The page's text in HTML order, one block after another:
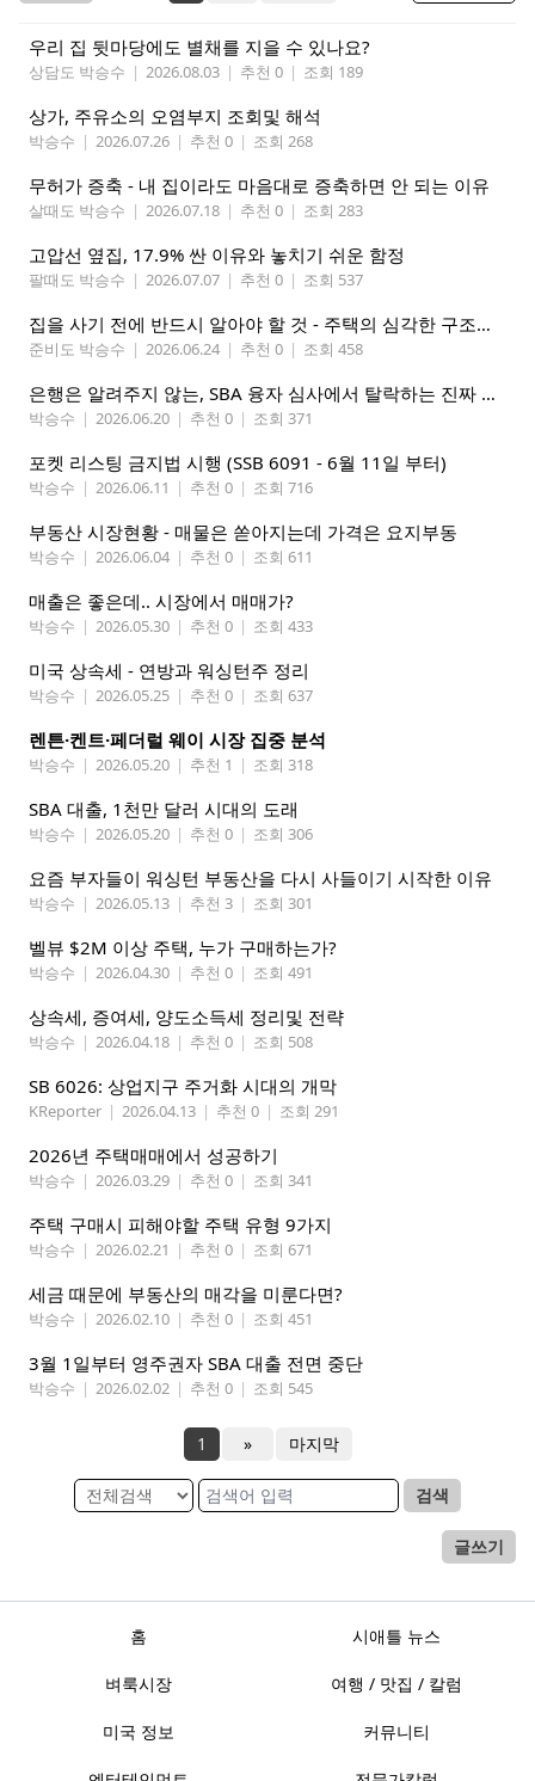
우리 집 뒷마당에도 별채를 지을 수 있나요?
상담도 박승수 | 2026.08.03 | 추천 0 | 조회 189
상가, 주유소의 오염부지 조회및 해석
박승수 | 2026.07.26 | 추천 0 | 조회 268
무허가 증축 - 내 집이라도 마음대로 증축하면 안 되는 이유
살때도 박승수 | 2026.07.18 | 추천 0 | 조회 283
고압선 옆집, 17.9% 싼 이유와 놓치기 쉬운 함정
팔때도 박승수 | 2026.07.07 | 추천 0 | 조회 537
집을 사기 전에 반드시 알아야 할 것 - 주택의 심각한 구조적 결함 식별하기
준비도 박승수 | 2026.06.24 | 추천 0 | 조회 458
은행은 알려주지 않는, SBA 융자 심사에서 탈락하는 진짜 이유
박승수 | 2026.06.20 | 추천 0 | 조회 371
포켓 리스팅 금지법 시행 (SSB 6091 - 6월 11일 부터)
박승수 | 2026.06.11 | 추천 0 | 조회 716
부동산 시장현황 - 매물은 쏟아지는데 가격은 요지부동
박승수 | 2026.06.04 | 추천 0 | 조회 611
매출은 좋은데.. 시장에서 매매가?
박승수 | 2026.05.30 | 추천 0 | 조회 433
미국 상속세 - 연방과 워싱턴주 정리
박승수 | 2026.05.25 | 추천 0 | 조회 637
렌튼·켄트·페더럴 웨이 시장 집중 분석
박승수 | 2026.05.20 | 추천 1 | 조회 318
SBA 대출, 1천만 달러 시대의 도래
박승수 | 2026.05.20 | 추천 0 | 조회 306
요즘 부자들이 워싱턴 부동산을 다시 사들이기 시작한 이유
박승수 | 2026.05.13 | 추천 3 | 조회 301
벨뷰 $2M 이상 주택, 누가 구매하는가?
박승수 | 2026.04.30 | 추천 0 | 조회 491
상속세, 증여세, 양도소득세 정리및 전략
박승수 | 2026.04.18 | 추천 0 | 조회 508
SB 6026: 상업지구 주거화 시대의 개막
KReporter | 2026.04.13 | 추천 0 | 조회 291
2026년 주택매매에서 성공하기
박승수 | 2026.03.29 | 추천 0 | 조회 341
주택 구매시 피해야할 주택 유형 9가지
박승수 | 2026.02.21 | 추천 0 | 조회 671
세금 때문에 부동산의 매각을 미룬다면?
박승수 | 2026.02.10 | 추천 0 | 조회 451
3월 1일부터 영주권자 SBA 대출 전면 중단
박승수 | 2026.02.02 | 추천 0 | 조회 545
1 » 마지막
검색
글쓰기
홈 시애틀 뉴스
벼룩시장 여행 / 맛집 / 칼럼
미국 정보 커뮤니티